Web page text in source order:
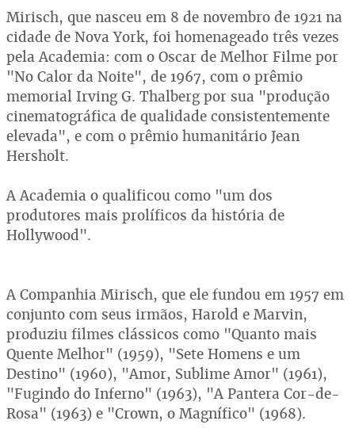
Mirisch, que nasceu em 8 de novembro de 1921 na
cidade de Nova York, foi homenageado três vezes
pela Academia: com o Oscar de Melhor Filme por
"No Calor da Noite", de 1967, com o prêmio
memorial Irving G. Thalberg por sua "produção
cinematográfica de qualidade consistentemente
elevada", e com o prêmio humanitário Jean
Hersholt.
A Academia o qualificou como "um dos
produtores mais prolíficos da história de
Hollywood".
A Companhia Mirisch, que ele fundou em 1957 em
conjunto com seus irmãos, Harold e Marvin,
produziu filmes clássicos como "Quanto mais
Quente Melhor" (1959), "Sete Homens e um
Destino" (1960), "Amor, Sublime Amor" (1961),
"Fugindo do Inferno" (1963), "A Pantera Cor-de-
Rosa" (1963) e "Crown, o Magnífico" (1968).